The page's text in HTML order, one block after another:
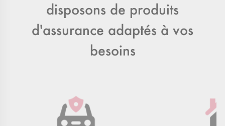
disposons de produits
d'assurance adaptés à vos
besoins